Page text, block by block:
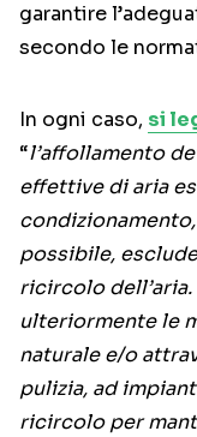
garantire
secondo le
In ogni caso, si
“l’affollamento
effettive di aria
possibile,
ricircolo
ulteriormente le
naturale e/o
pulizia, ad
ricircolo per